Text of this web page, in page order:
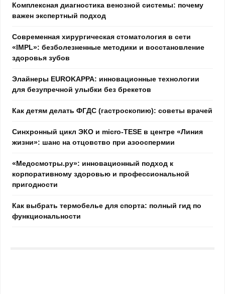
Комплексная диагностика венозной системы: почему
важен экспертный подход
Современная хирургическая стоматология в сети
«IMPL»: безболезненные методики и восстановление
здоровья зубов
Элайнеры EUROKAPPA: инновационные технологии
для безупречной улыбки без брекетов
Как детям делать ФГДС (гастроскопию): советы врачей
Синхронный цикл ЭКО и micro-TESE в центре «Линия
жизни»: шанс на отцовство при азооспермии
«Медосмотры.ру»: инновационный подход к
корпоративному здоровью и профессиональной
пригодности
Как выбрать термобелье для спорта: полный гид по
функциональности